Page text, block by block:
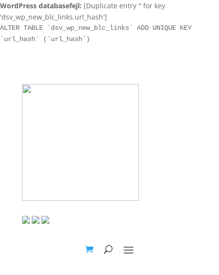
WordPress databasefejl: [Duplicate entry '' for key
'dsv_wp_new_blc_links.url_hash']
ALTER TABLE `dsv_wp_new_blc_links` ADD UNIQUE KEY
`url_hash` (`url_hash`)